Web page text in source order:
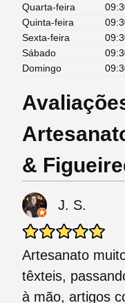
Quarta-feira
Quinta-feira
Sexta-feira
Sábado
Domingo
&
J. S.
Artesanato
têxteis,
à mão, artigos